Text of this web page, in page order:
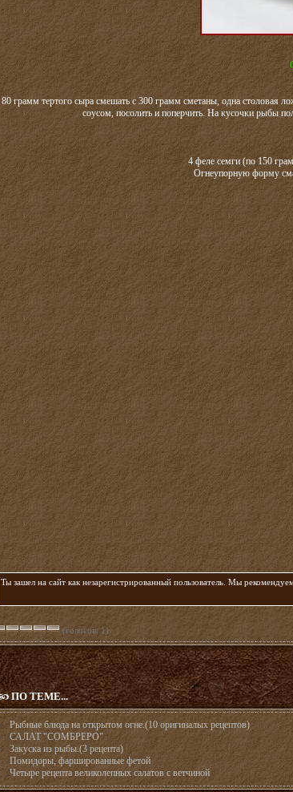
80 грамм тертого сыра смешать с 300 грамм сметаны, одна столовая
соусом, посолить и поперчить. На кусочки рыбы
4 феле семги (по 150
Огнеупорную форму
Ты зашел на сайт как незарегистрированный пользователь. Мы
(голосов: 1)
ПО ТЕМЕ...
Рыбные блюда на открытом огне.(10 оригиналых рецептов)
САЛАТ "СОМБРЕРО"
Закуска из рыбы.(3 рецепта)
Помидоры, фаршированные фетой
Четыре рецепта великолепных салатов с ветчиной